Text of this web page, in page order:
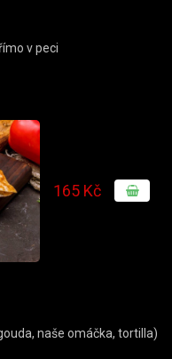
v peci
165 Kč
naše omáčka, tortilla)